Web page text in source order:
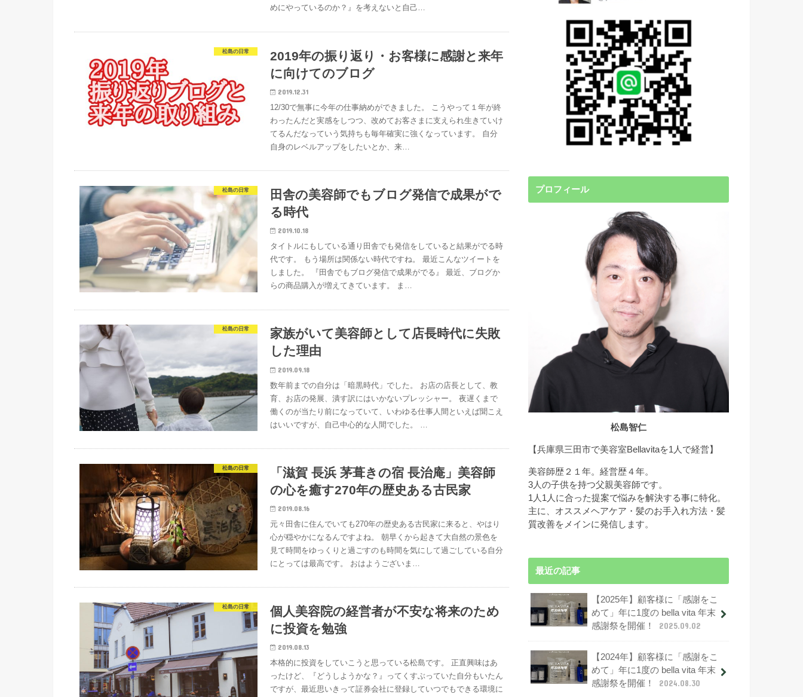
めにやっているのか？』を考えないと自己…
松島の日常
2019年の振り返り・お客様に感謝と来年
に向けてのブログ
2019.12.31
12/30で無事に今年の仕事納めができました。 こうやって１年が終
わったんだと実感をしつつ、改めてお客さまに支えられ生きていけ
てるんだなっていう気持ちも毎年確実に強くなっています。 自分
自身のレベルアップをしたいとか、来…
松島の日常
田舎の美容師でもブログ発信で成果がで
る時代
2019.10.18
タイトルにもしている通り田舎でも発信をしていると結果がでる時
代です。 もう場所は関係ない時代ですね。 最近こんなツイートを
しました。 『田舎でもブログ発信で成果がでる』 最近、ブログか
らの商品購入が増えてきています。 ま…
松島の日常
家族がいて美容師として店長時代に失敗
した理由
2019.09.18
数年前までの自分は「暗黒時代」でした。 お店の店長として、教
育、お店の発展、潰す訳にはいかないプレッシャー。 夜遅くまで
働くのが当たり前になっていて、いわゆる仕事人間といえば聞こえ
はいいですが、自己中心的な人間でした。 …
松島の日常
「滋賀 長浜 茅葺きの宿 長治庵」美容師
の心を癒す270年の歴史ある古民家
2019.08.16
元々田舎に住んでいても270年の歴史ある古民家に来ると、やはり
心が穏やかになるんですよね。 朝早くから起きて大自然の景色を
見て時間をゆっくりと過ごすのも時間を気にして過ごしている自分
にとっては最高です。 おはようございま…
松島の日常
個人美容院の経営者が不安な将来のため
に投資を勉強
2019.08.13
本格的に投資をしていこうと思っている松島です。 正直興味はあ
ったけど、『どうしようかな？』ってくすぶっていた自分もいたん
ですが、最近思いきって証券会社に登録していつでもできる環境に
プロフィール
松島智仁
【兵庫県三田市で美容室Bellavitaを1人で経営】
美容師歴２１年。経営歴４年。
3人の子供を持つ父親美容師です。
1人1人に合った提案で悩みを解決する事に特化。
主に、オススメヘアケア・髪のお手入れ方法・髪
質改善をメインに発信します。
最近の記事
【2025年】顧客様に「感謝をこ
めて」年に1度の bella vita 年末
感謝祭を開催！
2025.09.02
【2024年】顧客様に「感謝をこ
めて」年に1度の bella vita 年末
感謝祭を開催！
2024.08.30